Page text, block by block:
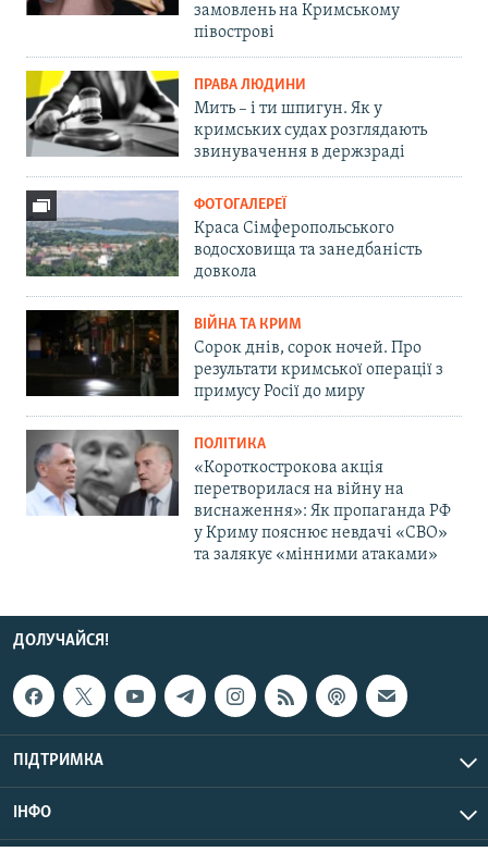
замовлень на Кримському
півострові
ПРАВА ЛЮДИНИ
Мить – і ти шпигун. Як у
кримських судах розглядають
звинувачення в держзраді
ФОТОГАЛЕРЕЇ
Краса Сімферопольського
водосховища та занедбаність
довкола
ВІЙНА ТА КРИМ
Сорок днів, сорок ночей. Про
результати кримської операції з
примусу Росії до миру
ПОЛІТИКА
«Короткострокова акція
перетворилася на війну на
виснаження»: Як пропаганда РФ
у Криму пояснює невдачі «СВО»
та залякує «мінними атаками»
ДОЛУЧАЙСЯ!
ПІДТРИМКА
ІНФО